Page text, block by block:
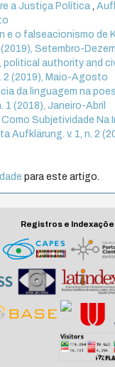
a Justiça Política,
e o falseacionismo de
Setembro-
political authority and
2 (2019), Maio-Agosto
da linguagem na
1 (2018), Janeiro-Abril
Subjetividade
Aufklärung. v. 1, n. 2
para este artigo.
Registros e